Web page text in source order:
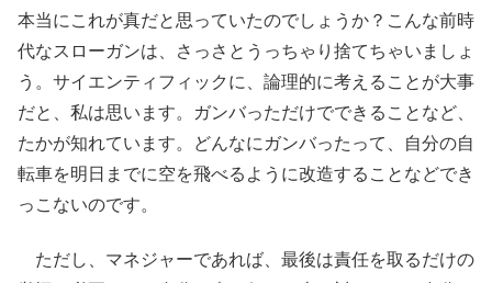
本当にこれが真だと思っていたのでしょうか？こんな前時
代なスローガンは、さっさとうっちゃり捨てちゃいましょ
う。サイエンティフィックに、論理的に考えることが大事
だと、私は思います。ガンバっただけでできることなど、
たかが知れています。どんなにガンバったって、自分の自
転車を明日までに空を飛べるように改造することなどでき
っこないのです。
ただし、マネジャーであれば、最後は責任を取るだけの